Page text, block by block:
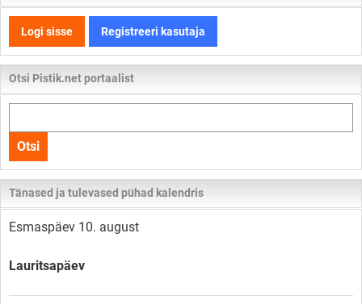
Logi sisse Registreeri kasutaja
Otsi Pistik.net portaalist
kogu
lehelt
Otsi
Tänased ja tulevased pühad kalendris
Esmaspäev 10. august
Lauritsapäev